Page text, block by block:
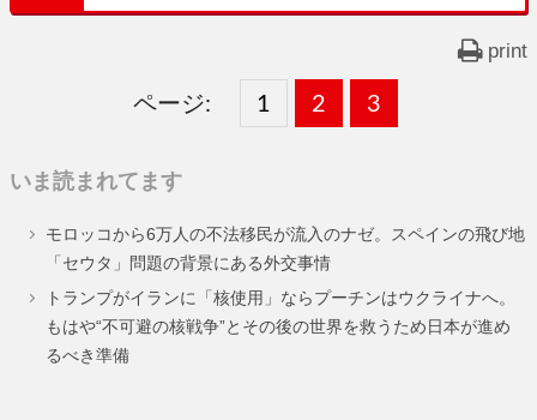
print
ページ:
固
ー
ジ
1 ,
固
ー
ジ
2 ,
固
ー
ジ
3
いま読まれてます
モロッコから6万人の不法移民が流入のナゼ。スペインの飛び地
「セウタ」問題の背景にある外交事情
トランプがイランに「核使用」ならプーチンはウクライナへ。
もはや“不可避の核戦争”とその後の世界を救うため日本が進め
るべき準備